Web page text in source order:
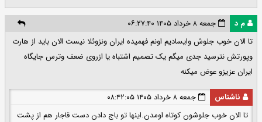
م د
جمعه ۸ خرداد ۱۴۰۵ ۰۶:۲۷:۴۰
تا الان خوب جلوش وایسادیم اونم فهمیده ایران ونزوئلا نیست الان باید از هارت
وپورتش نترسید جدی میگم یک تصمیم اشتباه یا ازروی ضعف وترس جایگاه
ایران عزیزو عوض میکنه
ناشناس
جمعه ۸ خرداد ۱۴۰۵ ۰۸:۴۲:۰۵
تا الان خوب جلوشون کوتاه اومدن.اینها تو باج دادن دست قاجار هم از پشت